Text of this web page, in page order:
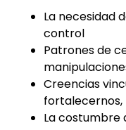
La necesidad
control
Patrones de
Creencias
fortalecernos,
La costumbre